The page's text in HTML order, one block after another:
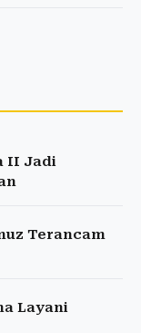
II Jadi
Terancam
Layani